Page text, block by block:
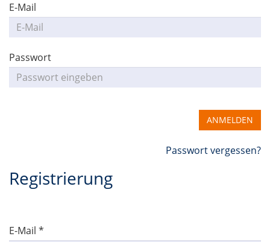
E-Mail
Passwort
ANMELDEN
Passwort vergessen?
Registrierung
E-Mail *